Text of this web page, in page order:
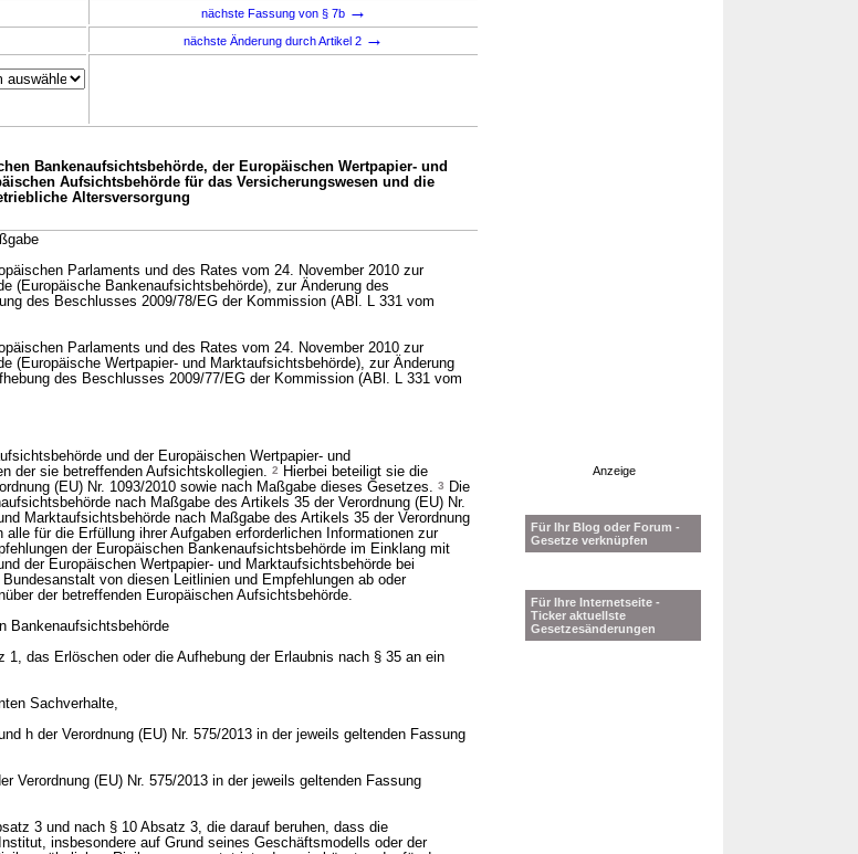
nächste Fassung von § 7b →
nächste Änderung durch Artikel 2 →
Bankenaufsichtsbehörde, der Europäischen Wertpapier- und
Aufsichtsbehörde für das Versicherungswesen und die
Altersversorgung
Parlaments und des Rates vom 24. November 2010 zur
(Europäische Bankenaufsichtsbehörde), zur Änderung des
des Beschlusses 2009/78/EG der Kommission (ABl. L 331 vom
Parlaments und des Rates vom 24. November 2010 zur
(Europäische Wertpapier- und Marktaufsichtsbehörde), zur Änderung
des Beschlusses 2009/77/EG der Kommission (ABl. L 331 vom
und der Europäischen Wertpapier- und
der sie betreffenden Aufsichtskollegien. 2
Hierbei beteiligt sie die
(EU) Nr. 1093/2010 sowie nach Maßgabe dieses Gesetzes. 3
Die
nach Maßgabe des Artikels 35 der Verordnung (EU) Nr.
Marktaufsichtsbehörde nach Maßgabe des Artikels 35 der Verordnung
für die Erfüllung ihrer Aufgaben erforderlichen Informationen zur
der Europäischen Bankenaufsichtsbehörde im Einklang mit
der Europäischen Wertpapier- und Marktaufsichtsbehörde bei
von diesen Leitlinien und Empfehlungen ab oder
der betreffenden Europäischen Aufsichtsbehörde.
Bankenaufsichtsbehörde
das Erlöschen oder die Aufhebung der Erlaubnis nach § 35 an ein
Sachverhalte,
h der Verordnung (EU) Nr. 575/2013 in der jeweils geltenden Fassung
Verordnung (EU) Nr. 575/2013 in der jeweils geltenden Fassung
3 und nach § 10 Absatz 3, die darauf beruhen, dass die
insbesondere auf Grund seines Geschäftsmodells oder der
Anzeige
Für Ihr Blog oder Forum -
Gesetze verknüpfen
Für Ihre Internetseite -
Ticker aktuellste
Gesetzesänderungen